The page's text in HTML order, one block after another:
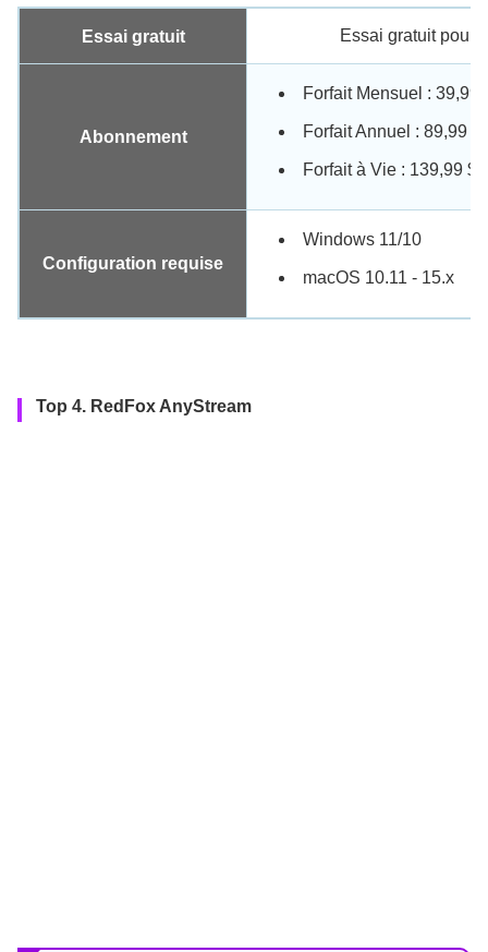
Essai gratuit Essai gratuit pour
Abonnement
Forfait Mensuel : 39,99
Forfait Annuel : 89,99 $
Forfait à Vie : 139,99 $
Configuration requise
Windows 11/10
macOS 10.11 - 15.x
Top 4. RedFox AnyStream